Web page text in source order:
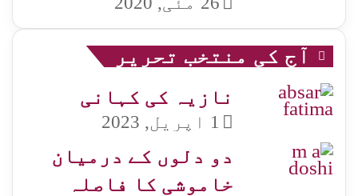
آج کی منتخب تحریر
نازیہ کی کہانی
1 اپریل, 2023
دو دلوں کے درمیان
خاموشی کا فاصلہ